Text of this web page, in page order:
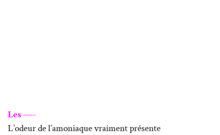
Les —-
L’odeur de l’amoniaque vraiment présente